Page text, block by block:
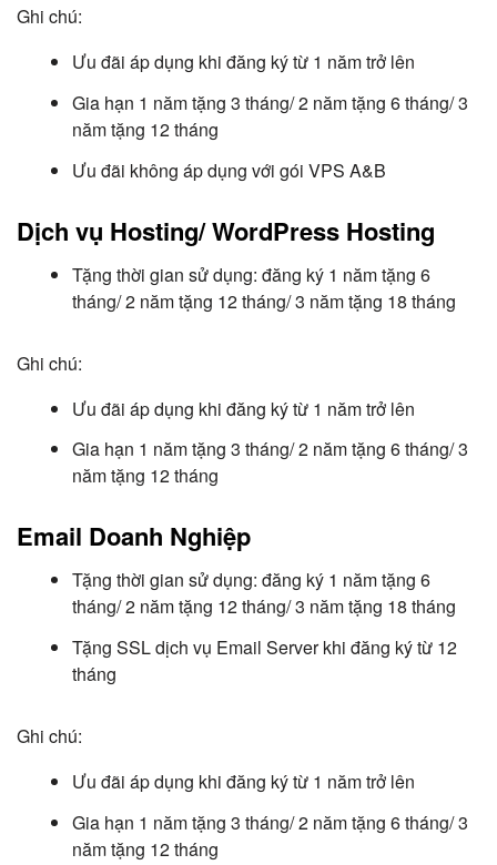
Ghi chú:
Ưu đãi áp dụng khi đăng ký từ 1 năm trở lên
Gia hạn 1 năm tặng 3 tháng/ 2 năm tặng 6 tháng/ 3
năm tặng 12 tháng
Ưu đãi không áp dụng với gói VPS A&B
Dịch vụ Hosting/ WordPress Hosting
Tặng thời gian sử dụng: đăng ký 1 năm tặng 6
tháng/ 2 năm tặng 12 tháng/ 3 năm tặng 18 tháng
Ghi chú:
Ưu đãi áp dụng khi đăng ký từ 1 năm trở lên
Gia hạn 1 năm tặng 3 tháng/ 2 năm tặng 6 tháng/ 3
năm tặng 12 tháng
Email Doanh Nghiệp
Tặng thời gian sử dụng: đăng ký 1 năm tặng 6
tháng/ 2 năm tặng 12 tháng/ 3 năm tặng 18 tháng
Tặng SSL dịch vụ Email Server khi đăng ký từ 12
tháng
Ghi chú:
Ưu đãi áp dụng khi đăng ký từ 1 năm trở lên
Gia hạn 1 năm tặng 3 tháng/ 2 năm tặng 6 tháng/ 3
năm tặng 12 tháng